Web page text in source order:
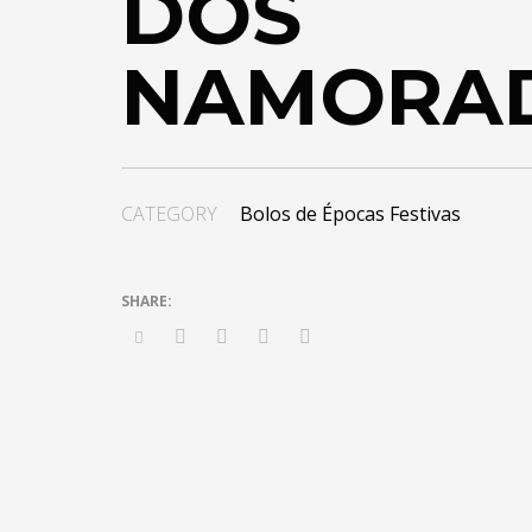
CATEGORY Bolos de Épocas Festivas